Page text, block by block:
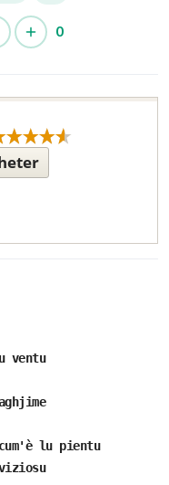
0
ventu
lu pientu